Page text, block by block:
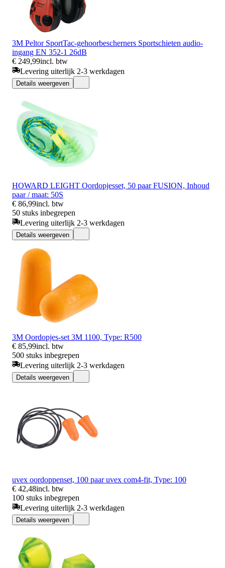
3M Peltor SportTac-gehoorbescherners Sportschieten audio-
ingang EN 352-1 26dB
€ 249,99incl. btw
Levering uiterlijk 2-3 werkdagen
Details weergeven
HOWARD LEIGHT Oordopjesset, 50 paar FUSION, Inhoud
paar / maat: 50S
€ 86,99incl. btw
50 stuks inbegrepen
Levering uiterlijk 2-3 werkdagen
Details weergeven
3M Oordopjes-set 3M 1100, Type: R500
€ 85,99incl. btw
500 stuks inbegrepen
Levering uiterlijk 2-3 werkdagen
Details weergeven
uvex oordoppenset, 100 paar uvex com4-fit, Type: 100
€ 42,48incl. btw
100 stuks inbegrepen
Levering uiterlijk 2-3 werkdagen
Details weergeven